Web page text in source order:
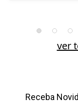
ver
Receba